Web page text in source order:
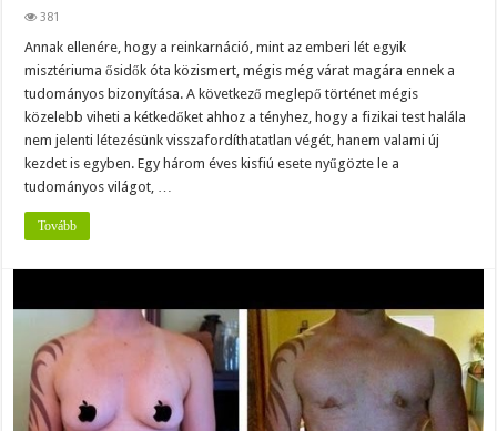
381
Annak ellenére, hogy a reinkarnáció, mint az emberi lét egyik
misztériuma ősidők óta közismert, mégis még várat magára ennek a
tudományos bizonyítása. A következő meglepő történet mégis
közelebb viheti a kétkedőket ahhoz a tényhez, hogy a fizikai test halála
nem jelenti létezésünk visszafordíthatatlan végét, hanem valami új
kezdet is egyben. Egy három éves kisfiú esete nyűgözte le a
tudományos világot, …
Tovább